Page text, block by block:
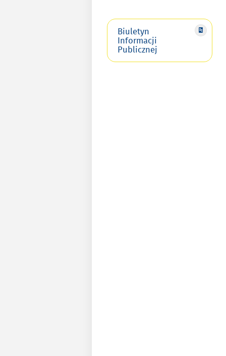
Biuletyn
Informacji
Publicznej